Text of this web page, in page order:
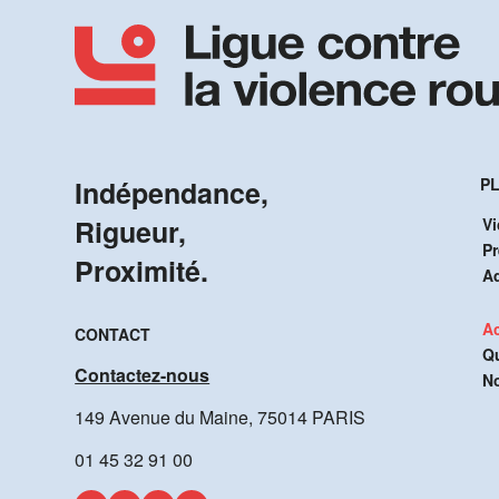
Indépendance,
Rigueur,
Proximité.
CONTACT
Contactez-nous
149 Avenue du Maine, 75014 PARIS
01 45 32 91 00